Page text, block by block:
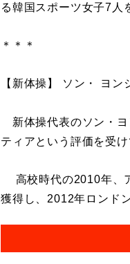
る韓国スポーツ女子7人
＊＊＊
【新体操】 ソン・ ヨン
新体操代表のソン・ヨ
ティアという評価を受け
高校時代の2010年、
獲得し、2012年ロンド